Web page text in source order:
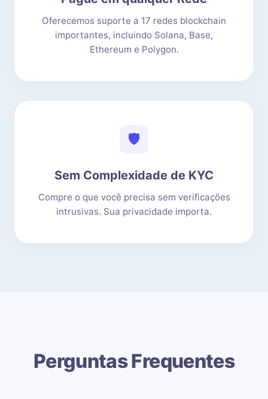
Oferecemos suporte a 17 redes blockchain
importantes, incluindo Solana, Base,
Ethereum e Polygon.
🛡️
Sem Complexidade de KYC
Compre o que você precisa sem verificações
intrusivas. Sua privacidade importa.
Perguntas Frequentes